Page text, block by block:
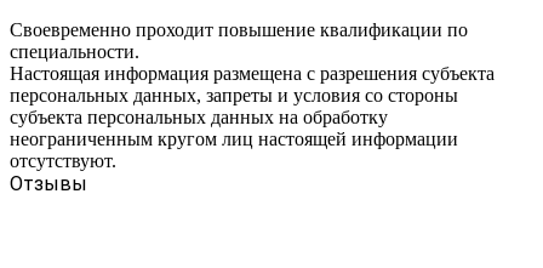
Своевременно проходит повышение квалификации по
специальности.
Настоящая информация размещена с разрешения субъекта
персональных данных, запреты и условия со стороны
субъекта персональных данных на обработку
неограниченным кругом лиц настоящей информации
отсутствуют.
Отзывы